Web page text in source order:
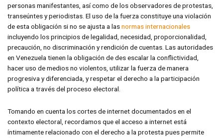
personas manifestantes, así como de los observadores de protestas,
transeúntes y periodistas. El uso de la fuerza constituye una violación
de esta obligación si no se ajusta a lasnormas internacionales
incluyendo los principios de legalidad, necesidad, proporcionalidad,
precaución, no discriminación y rendición de cuentas. Las autoridades
en Venezuela tienen la obligación de des escalar la conflictividad,
hacer uso de medios no violentos, utilizar la fuerza de manera
progresiva y diferenciada, y respetar el derecho a la participación
política a través del proceso electoral.
Tomando en cuenta los cortes de internet documentados en el
contexto electoral, recordamos que el acceso a internet está
íntimamente relacionado con el derecho a la protesta pues permite